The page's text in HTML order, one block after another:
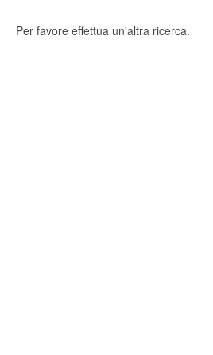
Per favore effettua un'altra ricerca.